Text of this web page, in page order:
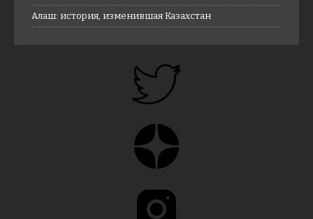
Алаш: история, изменившая Казахстан